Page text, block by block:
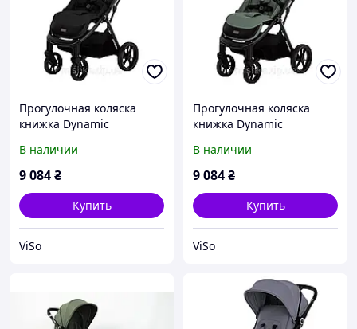
Прогулочная коляска
книжка Dynamic
В наличии
9 084₴
Купить
ViSo
Прогулочная коляска
книжка Dynamic
В наличии
9 084₴
Купить
ViSo